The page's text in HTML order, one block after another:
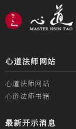
心道法师网站
心道法师网站
心道法师书籍
最新开示消息